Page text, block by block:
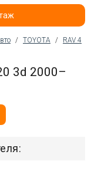
/ TOYOTA /
RAV 4
3d 2000–